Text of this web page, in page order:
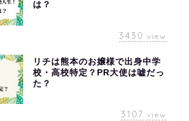
は？
3430 view
リチは熊本のお嬢様で出身中学
校・高校特定？PR大使は嘘だっ
た？
3107 view